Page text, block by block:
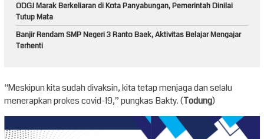
ODGJ Marak Berkeliaran di Kota Panyabungan, Pemerintah Dinilai
Tutup Mata
Banjir Rendam SMP Negeri 3 Ranto Baek, Aktivitas Belajar Mengajar
Terhenti
“Meskipun kita sudah divaksin, kita tetap menjaga dan selalu
menerapkan prokes covid-19,” pungkas Bakty. (Todung)